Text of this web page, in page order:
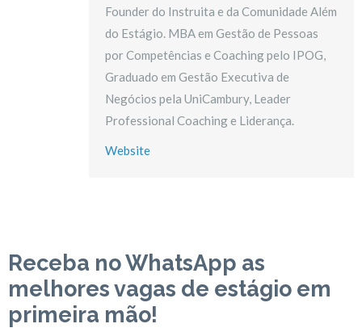
Founder do Instruita e da Comunidade Além
do Estágio. MBA em Gestão de Pessoas
por Competências e Coaching pelo IPOG,
Graduado em Gestão Executiva de
Negócios pela UniCambury, Leader
Professional Coaching e Liderança.
Website
Receba no WhatsApp as
melhores vagas de estágio em
primeira mão!